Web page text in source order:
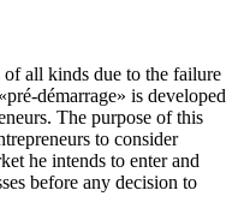
of all kinds due to the failure
démarrage» is developed
The purpose of this
to consider
he intends to enter and
before any decision to